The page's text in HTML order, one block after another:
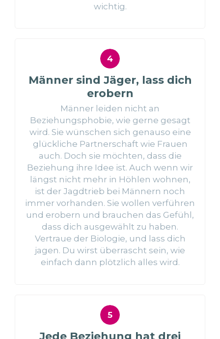
wichtig.
Männer sind Jäger, lass dich
erobern
Männer leiden nicht an
Beziehungsphobie, wie gerne gesagt
wird. Sie wünschen sich genauso eine
glückliche Partnerschaft wie Frauen
auch. Doch sie möchten, dass die
Beziehung ihre Idee ist. Auch wenn wir
längst nicht mehr in Höhlen wohnen,
ist der Jagdtrieb bei Männern noch
immer vorhanden. Sie wollen verführen
und erobern und brauchen das Gefühl,
dass dich ausgewählt zu haben.
Vertraue der Biologie, und lass dich
jagen. Du wirst überrascht sein, wie
einfach dann plötzlich alles wird.
Jede Beziehung hat drei